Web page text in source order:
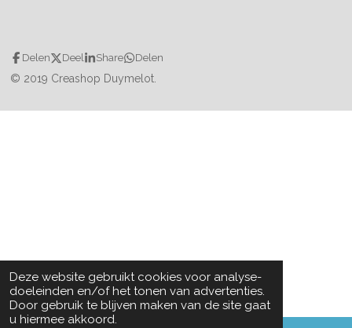
Deze website gebruikt cookies voor analyse-
doeleinden en/of het tonen van advertenties.
Door gebruik te blijven maken van de site gaat
u hiermee akkoord.
Delen Deel Share Delen
© 2019 Creashop Duymelot.